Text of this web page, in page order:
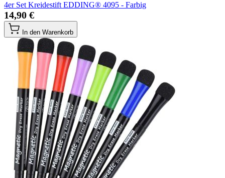
4er Set Kreidestift EDDING® 4095 - Farbig
14,90 €
In den Warenkorb